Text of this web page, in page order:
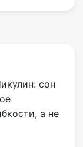
сон
а не